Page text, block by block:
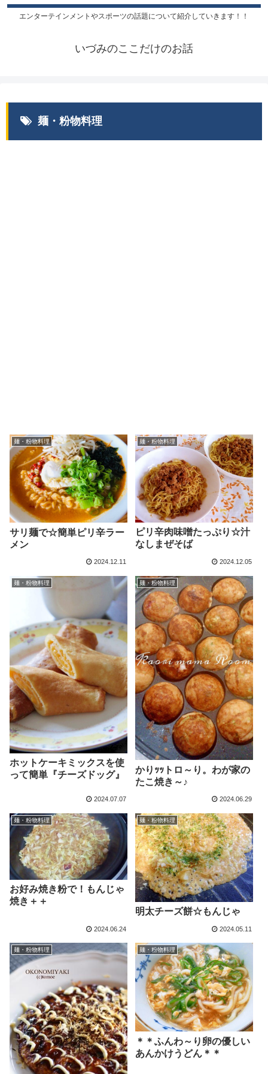
エンターテインメントやスポーツの話題について紹介していきます！！
いづみのここだけのお話
麺・粉物料理
麺・粉物料理
サリ麺で☆簡単ピリ辛ラー
メン
2024.12.11
麺・粉物料理
ピリ辛肉味噌たっぷり☆汁
なしまぜそば
2024.12.05
麺・粉物料理
ホットケーキミックスを使
って簡単『チーズドッグ』
2024.07.07
麺・粉物料理
かりｯｯトロ～り。わが家の
たこ焼き～♪
2024.06.29
麺・粉物料理
お好み焼き粉で！もんじゃ
焼き＋＋
2024.06.24
麺・粉物料理
明太チーズ餅☆もんじゃ
2024.05.11
麺・粉物料理 麺・粉物料理
＊＊ふんわ～り卵の優しい
あんかけうどん＊＊